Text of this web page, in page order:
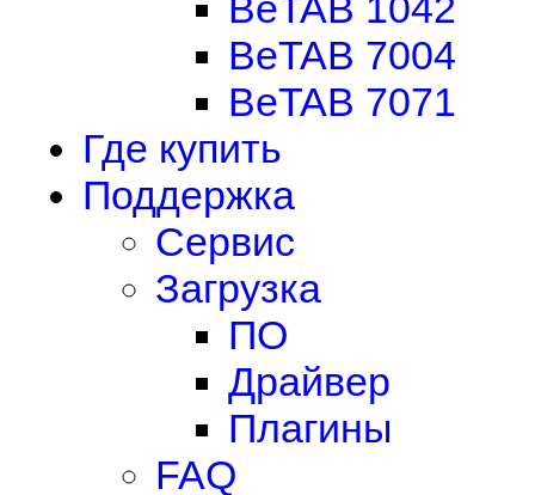
BeTAB 7004
BeTAB 7071
Где купить
Поддержка
Сервис
Загрузка
ПО
Драйвер
Плагины
FAQ